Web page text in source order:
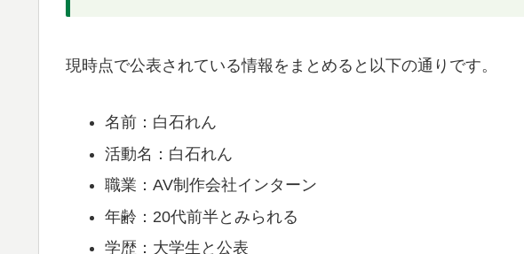
現時点で公表されている情報をまとめると以下の通りです。
名前：白石れん
活動名：白石れん
職業：AV制作会社インターン
年齢：20代前半とみられる
学歴：大学生と公表